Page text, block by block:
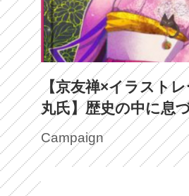
【京友禅×イラスト
丸氏】歴史の中に息
Campaign